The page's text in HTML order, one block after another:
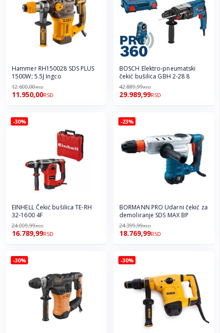
Hammer RH150028 SDS PLUS
1500W; 5.5J Ingco
12.600,00RSD
11.950,00RSD
BOSCH Elektro-pneumatski
čekić bušilica GBH 2-28 8
42.889,99RSD
29.989,99RSD
-30%
EINHELL Čekić bušilica TE-RH
32-1600 4F
24.009,99RSD
16.789,99RSD
-23%
BORMANN PRO Udarni čekić za
demoliranje SDS MAX BP
24.399,99RSD
18.769,99RSD
-30% -30%